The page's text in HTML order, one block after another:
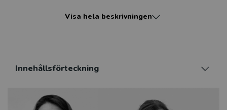
har vi råd att inte satsa på de yngsta barnen?
yrkesverksamma rektorer, förskollärare och
intresserade tjänstemän, politiker och
Visa hela beskrivningen
Innehållsförteckning